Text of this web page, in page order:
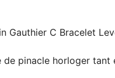
Gauthier C Bracelet
pinacle horloger tant